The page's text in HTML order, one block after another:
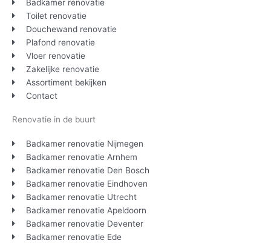
Badkamer renovatie
Toilet renovatie
Douchewand renovatie
Plafond renovatie
Vloer renovatie
Zakelijke renovatie
Assortiment bekijken
Contact
Renovatie in de buurt
Badkamer renovatie Nijmegen
Badkamer renovatie Arnhem
Badkamer renovatie Den Bosch
Badkamer renovatie Eindhoven
Badkamer renovatie Utrecht
Badkamer renovatie Apeldoorn
Badkamer renovatie Deventer
Badkamer renovatie Ede